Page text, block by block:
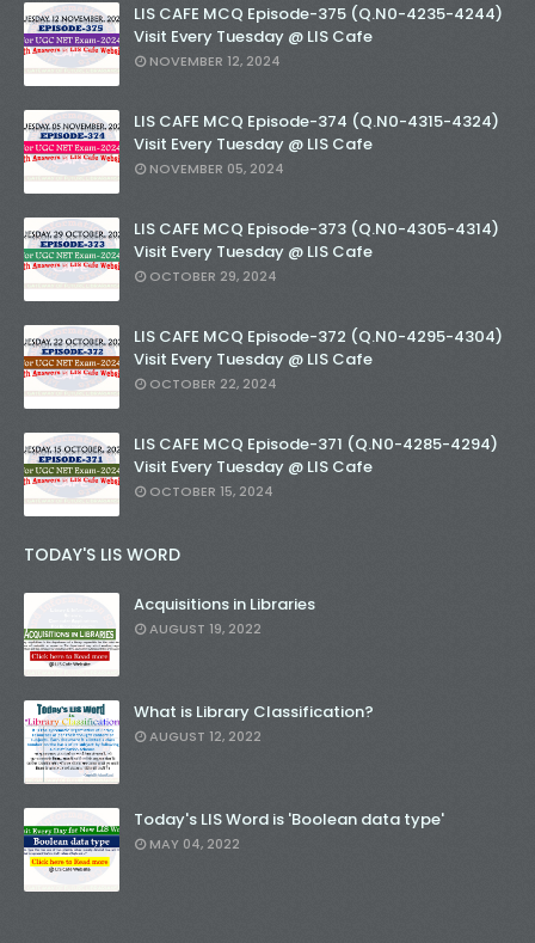
LIS CAFE MCQ Episode-375 (Q.N0-4235-4244)
Visit Every Tuesday @ LIS Cafe
NOVEMBER 12, 2024
LIS CAFE MCQ Episode-374 (Q.N0-4315-4324)
Visit Every Tuesday @ LIS Cafe
NOVEMBER 05, 2024
LIS CAFE MCQ Episode-373 (Q.N0-4305-4314)
Visit Every Tuesday @ LIS Cafe
OCTOBER 29, 2024
LIS CAFE MCQ Episode-372 (Q.N0-4295-4304)
Visit Every Tuesday @ LIS Cafe
OCTOBER 22, 2024
LIS CAFE MCQ Episode-371 (Q.N0-4285-4294)
Visit Every Tuesday @ LIS Cafe
OCTOBER 15, 2024
TODAY'S LIS WORD
Acquisitions in Libraries
AUGUST 19, 2022
What is Library Classification?
AUGUST 12, 2022
Today's LIS Word is 'Boolean data type'
MAY 04, 2022